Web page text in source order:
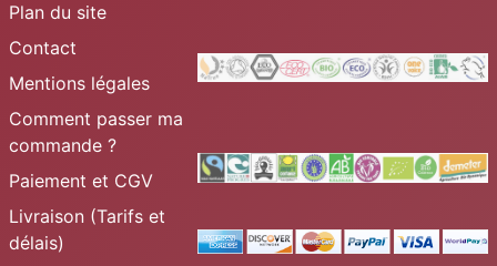
Plan du site
Contact
Mentions légales
Comment passer ma
commande ?
Paiement et CGV
Livraison (Tarifs et
délais)